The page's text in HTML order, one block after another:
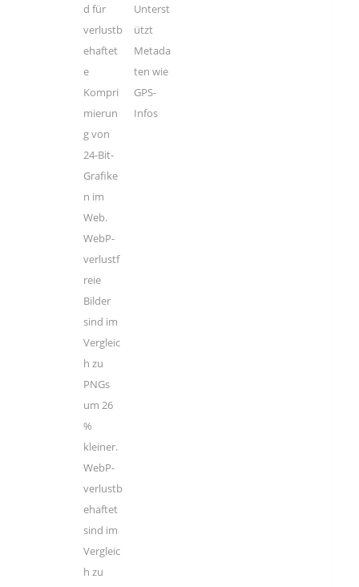
d für
verlustb
ehaftet
e
Kompri
mierun
g von
24-Bit-
Grafike
n im
Web.
WebP-
verlustf
reie
Bilder
sind im
Vergleic
h zu
PNGs
um 26
%
kleiner.
WebP-
verlustb
ehaftet
sind im
Vergleic
h zu
Unterst
ützt
Metada
ten wie
GPS-
Infos